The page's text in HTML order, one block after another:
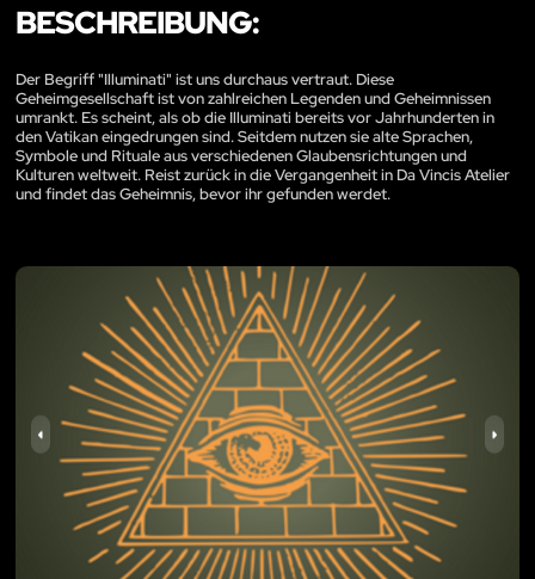
BESCHREIBUNG:
Der Begriff "Illuminati" ist uns durchaus vertraut. Diese
Geheimgesellschaft ist von zahlreichen Legenden und Geheimnissen
umrankt. Es scheint, als ob die Illuminati bereits vor Jahrhunderten in
den Vatikan eingedrungen sind. Seitdem nutzen sie alte Sprachen,
Symbole und Rituale aus verschiedenen Glaubensrichtungen und
Kulturen weltweit. Reist zurück in die Vergangenheit in Da Vincis Atelier
und findet das Geheimnis, bevor ihr gefunden werdet.